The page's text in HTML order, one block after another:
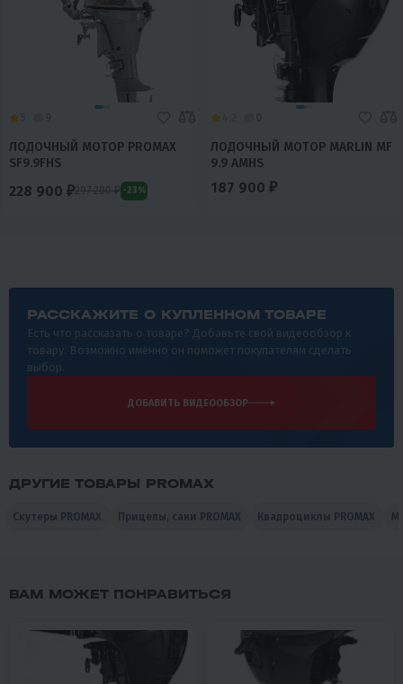
ЛОДОЧНЫЙ МОТОР PROMAX
SF9.9FHS
228 900 ₽297 200 ₽ -23%
ЛОДОЧНЫЙ МОТОР MARLIN MF
9.9 AMHS
187 900 ₽
РАССКАЖИТЕ О КУПЛЕННОМ ТОВАРЕ
Есть что рассказать о товаре? Добавьте свой видеообзор к
товару. Возможно именно он поможет покупателям сделать
выбор.
ДОБАВИТЬ ВИДЕООБЗОР
ДРУГИЕ ТОВАРЫ PROMAX
Скутеры PROMAX Прицепы, сани PROMAX Квадроциклы PROMAX
ВАМ МОЖЕТ ПОНРАВИТЬСЯ